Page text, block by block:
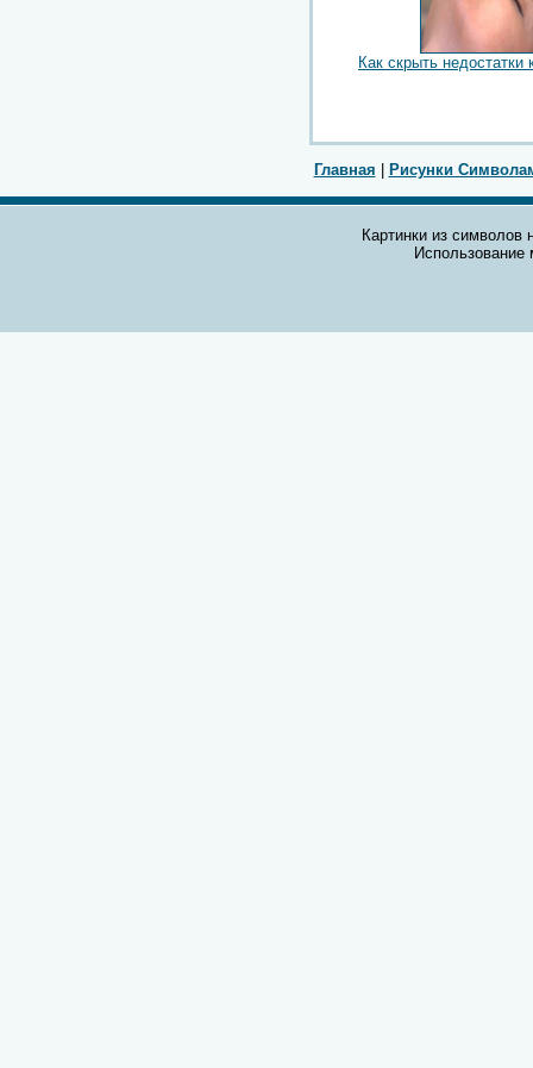
Как скрыть недостатки
Главная Рисунки
Картинки из символов
Использование